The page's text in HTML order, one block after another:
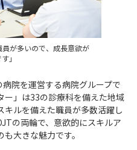
員が多いので、成長意欲が
」
病院を運営する病院グループで
ー」は33の診療科を備えた地域
キルを備えた職員が多数活躍し
の両輪で、意欲的にスキルア
大きな魅力です。